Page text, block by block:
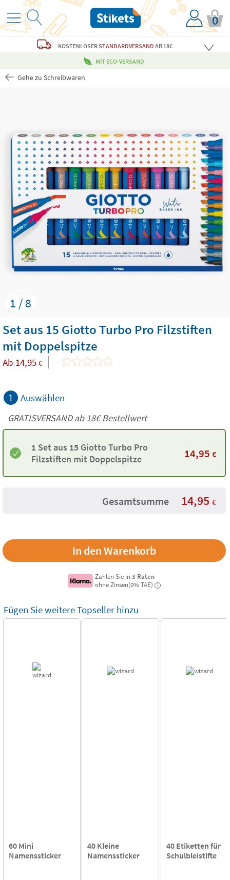
0
KOSTENLOSERSTANDARDVERSAND AB 18€
MIT ECO-VERSAND
Gehe zu Schreibwaren
1 / 8
Set aus 15 Giotto Turbo Pro Filzstiften
mit Doppelspitze
Ab 14,95 €
1 Auswählen
GRATISVERSAND ab18€Bestellwert
1 Set aus 15 Giotto Turbo Pro
Filzstiften mit Doppelspitze
14,95 €
Gesamtsumme 14,95 €
Zahlen Sie in3 Raten
ohne Zinsen(0% TAE)
i
Fügen Sie weitere Topseller hinzu
60 Mini
Namenssticker
40 Kleine
Namenssticker
40 Etiketten für
Schulbleistifte